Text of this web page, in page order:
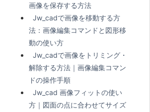
画像を保存する方法
Jw_cadで画像を移動する方
法：画像編集コマンドと図形移
動の使い方
Jw_cadで画像をトリミング・
解除する方法｜画像編集コマン
ドの操作手順
Jw_cad 画像フィットの使い
方｜図面の点に合わせてサイズ